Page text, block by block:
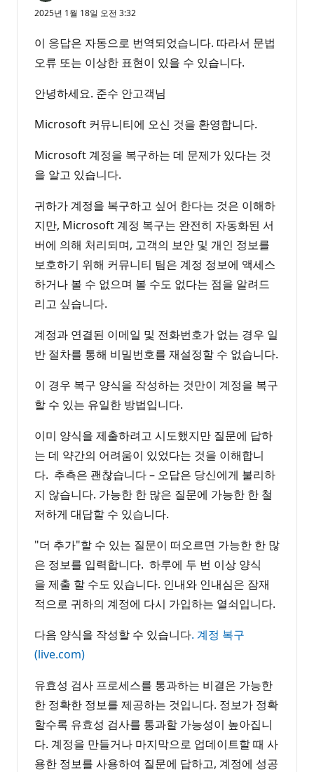
2025년 1월 18일 오전 3:32
이 응답은 자동으로 번역되었습니다. 따라서 문법
오류 또는 이상한 표현이 있을 수 있습니다.
안녕하세요. 준수 안고객님
Microsoft 커뮤니티에 오신 것을 환영합니다.
Microsoft 계정을 복구하는 데 문제가 있다는 것
을 알고 있습니다.
귀하가 계정을 복구하고 싶어 한다는 것은 이해하
지만, Microsoft 계정 복구는 완전히 자동화된 서
버에 의해 처리되며, 고객의 보안 및 개인 정보를
보호하기 위해 커뮤니티 팀은 계정 정보에 액세스
하거나 볼 수 없으며 볼 수도 없다는 점을 알려드
리고 싶습니다.
계정과 연결된 이메일 및 전화번호가 없는 경우 일
반 절차를 통해 비밀번호를 재설정할 수 없습니다.
이 경우 복구 양식을 작성하는 것만이 계정을 복구
할 수 있는 유일한 방법입니다.
이미 양식을 제출하려고 시도했지만 질문에 답하
는 데 약간의 어려움이 있었다는 것을 이해합니
다. 추측은 괜찮습니다 – 오답은 당신에게 불리하
지 않습니다. 가능한 한 많은 질문에 가능한 한 철
저하게 대답할 수 있습니다.
"더 추가"할 수 있는 질문이 떠오르면 가능한 한 많
은 정보를 입력합니다. 하루에 두 번 이상 양식
을 제출 할 수도 있습니다. 인내와 인내심은 잠재
적으로 귀하의 계정에 다시 가입하는 열쇠입니다.
다음 양식을 작성할 수 있습니다. 계정 복구
(live.com)
유효성 검사 프로세스를 통과하는 비결은 가능한
한 정확한 정보를 제공하는 것입니다. 정보가 정확
할수록 유효성 검사를 통과할 가능성이 높아집니
다. 계정을 만들거나 마지막으로 업데이트할 때 사
용한 정보를 사용하여 질문에 답하고, 계정에 성공